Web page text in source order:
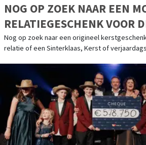
NOG OP ZOEK NAAR EEN
RELATIEGESCHENK VOOR
FEESTDAGEN?
Nog op zoek naar een origineel
relatie of een Sinterklaas, Kerst of